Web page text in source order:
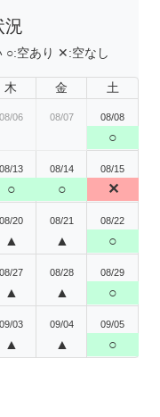
況
○:空あり ✕:空なし
木 金 土
08/06 08/07 08/08
○
08/13
○
08/14
○
08/15
✕
08/20
▲
08/21
▲
08/22
○
08/27
▲
08/28
▲
08/29
○
09/03
▲
09/04
▲
09/05
○